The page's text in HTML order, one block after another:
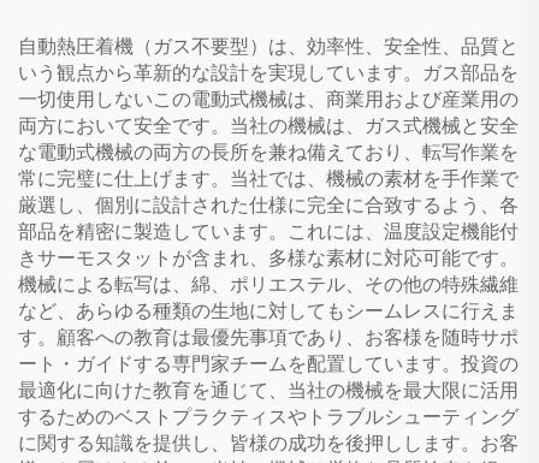
自動熱圧着機（ガス不要型）は、効率性、安全性、品質と
いう観点から革新的な設計を実現しています。ガス部品を
一切使用しないこの電動式機械は、商業用および産業用の
両方において安全です。当社の機械は、ガス式機械と安全
な電動式機械の両方の長所を兼ね備えており、転写作業を
常に完璧に仕上げます。当社では、機械の素材を手作業で
厳選し、個別に設計された仕様に完全に合致するよう、各
部品を精密に製造しています。これには、温度設定機能付
きサーモスタットが含まれ、多様な素材に対応可能です。
機械による転写は、綿、ポリエステル、その他の特殊繊維
など、あらゆる種類の生地に対してもシームレスに行えま
す。顧客への教育は最優先事項であり、お客様を随時サポ
ート・ガイドする専門家チームを配置しています。投資の
最適化に向けた教育を通じて、当社の機械を最大限に活用
するためのベストプラクティスやトラブルシューティング
に関する知識を提供し、皆様の成功を後押しします。お客